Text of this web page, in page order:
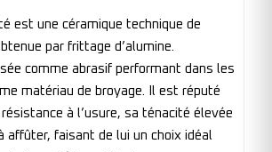
est une céramique technique de
par frittage d’alumine.
comme abrasif performant dans les
matériau de broyage. Il est réputé
à l’usure, sa ténacité élevée
affûter, faisant de lui un choix idéal